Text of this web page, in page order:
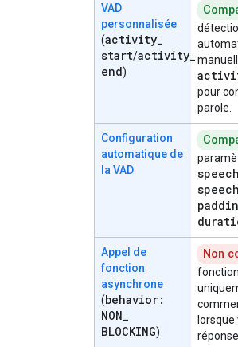
VAD
personnalisée
(activity_
start/activity_
end)
pour
parole.
Configuration
automatique de
la VAD
speech
speech
Appel de
fonction
asynchrone
(behavior:
NON_
BLOCKING)
Non